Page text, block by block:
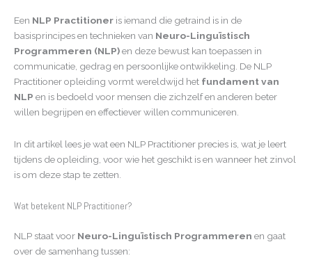
Een NLP Practitioner is iemand die getraind is in de
basisprincipes en technieken van Neuro-Linguïstisch
Programmeren (NLP)en deze bewust kan toepassen in
communicatie, gedrag en persoonlijke ontwikkeling. De NLP
Practitioner opleiding vormt wereldwijd het fundament van
NLP en is bedoeld voor mensen die zichzelf en anderen beter
willen begrijpen en effectiever willen communiceren.
In dit artikel lees je wat een NLP Practitioner precies is, wat je leert
tijdens de opleiding, voor wie het geschikt is en wanneer het zinvol
is om deze stap te zetten.
Wat betekent NLP Practitioner?
NLP staat voor Neuro-Linguïstisch Programmeren en gaat
over de samenhang tussen: